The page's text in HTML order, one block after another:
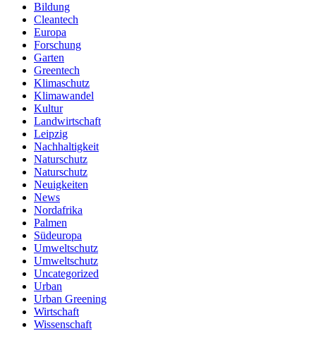
Bildung
Cleantech
Europa
Forschung
Garten
Greentech
Klimaschutz
Klimawandel
Kultur
Landwirtschaft
Leipzig
Nachhaltigkeit
Naturschutz
Naturschutz
Neuigkeiten
News
Nordafrika
Palmen
Südeuropa
Umweltschutz
Umweltschutz
Uncategorized
Urban
Urban Greening
Wirtschaft
Wissenschaft